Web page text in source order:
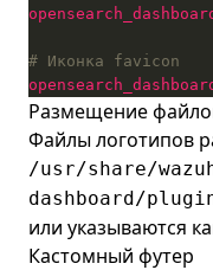
# Иконка favicon
Размещение
Файлы логотипов
/usr/share/
dashboard/
или указываются
Кастомный футер